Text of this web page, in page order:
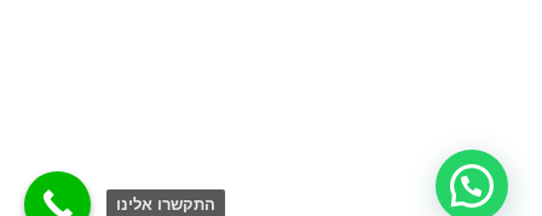
התקשרו אלינו